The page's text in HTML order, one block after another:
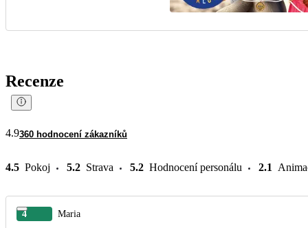
Recenze
4.9360 hodnocení zákazníků
4.5 Pokoj 5.2 Strava 5.2 Hodnocení personálu 2.1
4 Maria